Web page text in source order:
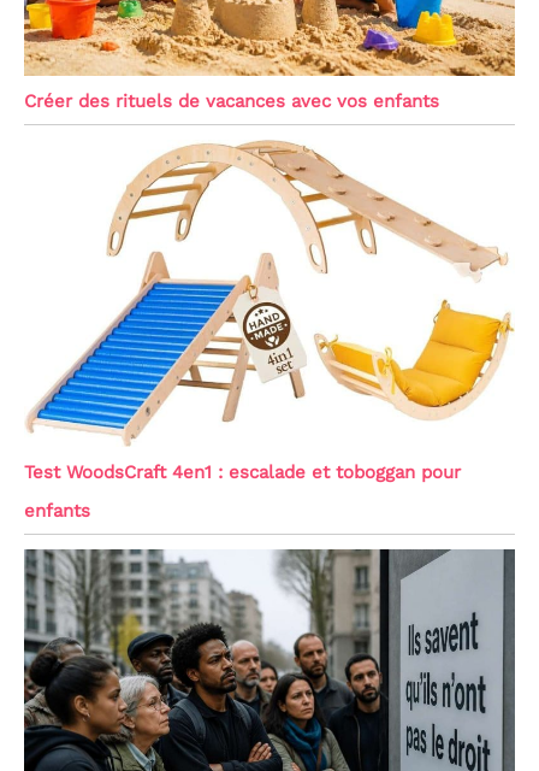
Créer des rituels de vacances avec vos enfants
Test WoodsCraft 4en1 : escalade et toboggan pour
enfants